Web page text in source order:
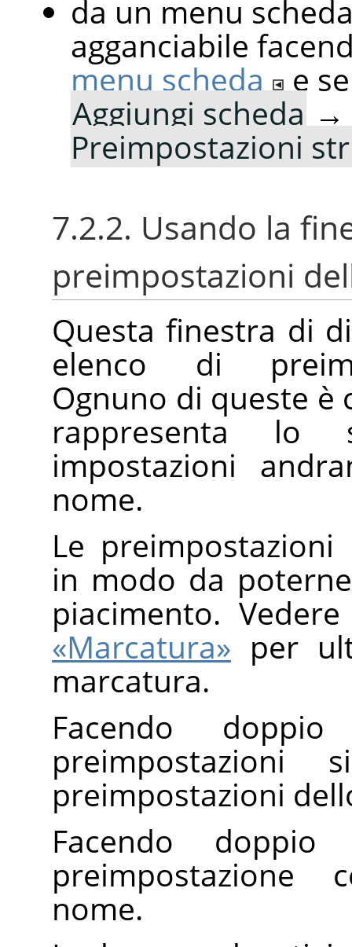
da un menu
agganciabile
menu scheda
e
Aggiungi scheda →
Preimpostazioni
7.2.2. Usando la
preimpostazioni
Questa finestra di
elenco di
Ognuno di queste
rappresenta
impostazioni
nome.
Le
in modo da
piacimento.
«Marcatura» per
marcatura.
Facendo
preimpostazioni
Facendo
preimpostazione
nome.